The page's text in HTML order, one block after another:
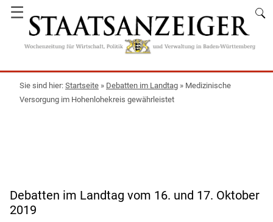
☰
Startseite » Debatten im Landtag » Medizinische
Versorgung im Hohenlohekreis gewährleistet
Debatten im Landtag vom 16. und 17. Oktober
2019